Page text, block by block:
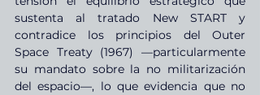
sustenta al tratado New START y
contradice los principios del Outer
Space Treaty (1967) —particularmente
su mandato sobre la no militarización
del espacio—, lo que evidencia que no